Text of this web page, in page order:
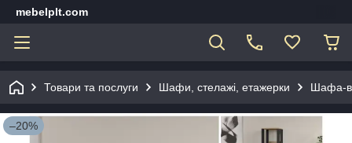
mebelplt.com
Товари та послуги Шафи, стелажі, етажерки Шафа-
–20%